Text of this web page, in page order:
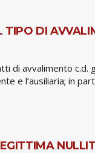
TIPO DI
di avvalimento
e l’ausiliaria; in